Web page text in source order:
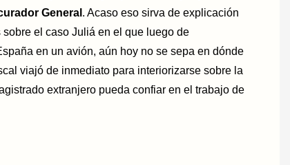
General . Acaso eso sirva de explicación
el caso Juliá en el que luego de
en un avión, aún hoy no se sepa en dónde
viajó de inmediato para interiorizarse sobre la
extranjero pueda confiar en el trabajo de